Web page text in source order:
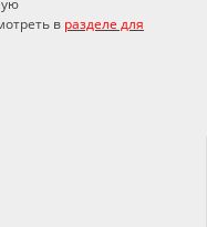
в разделе для